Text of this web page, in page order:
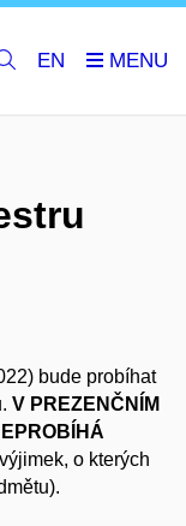
EN
bude probíhat
V PREZENČNÍM
o kterých